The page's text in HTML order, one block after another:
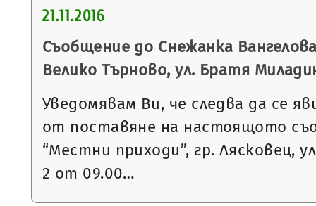
21.11.2016
Съобщение до Снежанка
Велико Търново, ул. Братя
Уведомявам Ви, че следва да се
от поставяне на настоящото
“Местни приходи”, гр. Лясковец,
2 от 09.00…